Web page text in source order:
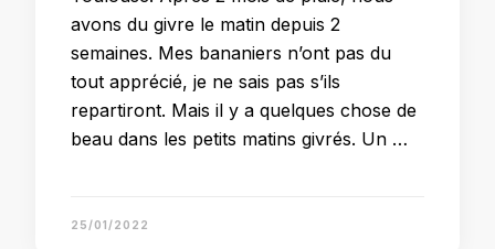
avons du givre le matin depuis 2
semaines. Mes bananiers n’ont pas du
tout apprécié, je ne sais pas s’ils
repartiront. Mais il y a quelques chose de
beau dans les petits matins givrés. Un …
25/01/2022